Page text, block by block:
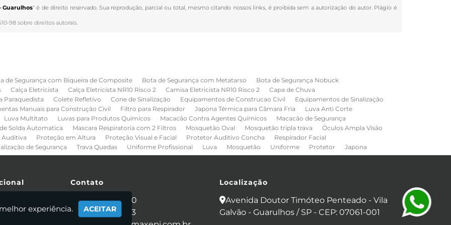
Guarulhos" é de direito reservado. Sua reprodução, parcial ou total, mesmo citando nossos links, é proibida sem a autorização do autor. Plágio é
98 sobre direitos autorais.
de Segurança com Biqueira de Composite Bota de Segurança com Metatarso
Bota de Segurança Nobuck
Calça Eletricista Calça Eletricista NR10 Risco 2 Camisa Eletricista NR10 Risco 2
Capa de Chuva
Paraquedista Colete Refletivo Cone de Sinalização Equipamentos de Construcao Civil
Equipamentos de Sinalização
Manuais para Construção Civil Filtro para Respirador Japona Térmica para Câmara Fria
Luva Anti Corte
Luva Multitato Luvas para Produtos Químicos Macacão Contra Agentes Químicos
Macacão de Segurança
Solda Automatica Mascara Respiratoria com 2 Filtros Mosquetão Oval Mosquetão tripla trava
Óculos Ampla Visão
Auditiva Proteção em Altura Proteção Visual e Facial Protetor Auditivo Concha
Respirador Facial
de Segurança Trava Quedas Uniforme Profissional Luva Mosquetão Uniforme Protetor Japona
Somos
Contato
(11) 2086-4440
(11) 95281-0053
Localização
Avenida Doutor Timóteo Penteado - Vila
Galvão - Guarulhos / SP - CEP: 07061-001
experiência. ACEITAR